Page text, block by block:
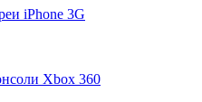
iPhone 3G
Xbox 360